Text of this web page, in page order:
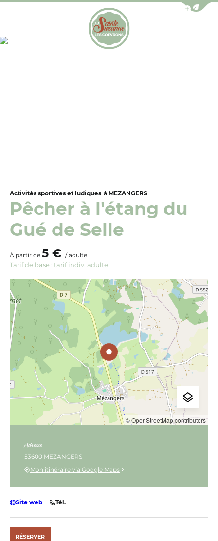
Afficher la
Activités sportives et ludiques à MEZANGERS
Pêcher à l'étang du
Gué de Selle
Photo 1, ©RELAI-DU-GUE-DE-SELLE
À partir de 5 € / adulte
Tarif de base : tarif indiv. adulte
© OpenStreetMap contributors
Adresse
53600 MEZANGERS
Mon itinéraire via Google Maps
Site web Tél.
RÉSERVER